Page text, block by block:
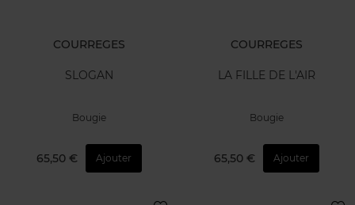
COURREGES
SLOGAN
Bougie
65,50 € Ajouter
COURREGES
LA FILLE DE L'AIR
Bougie
65,50 € Ajouter